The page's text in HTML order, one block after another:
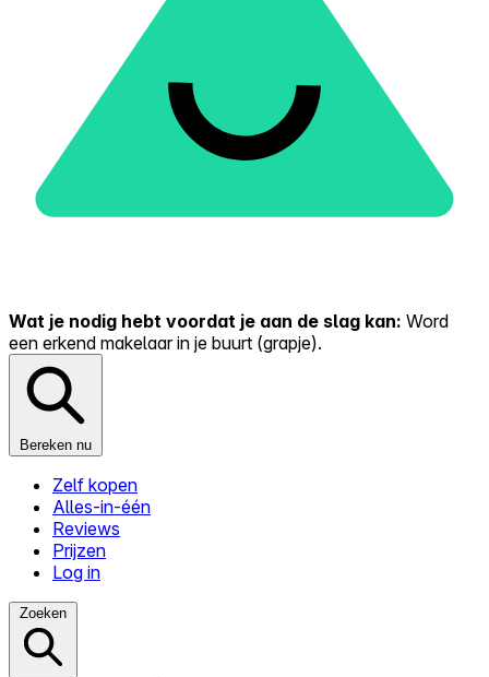
Wat je nodig hebt voordat je aan de slag kan: Word
een erkend makelaar in je buurt (grapje).
Bereken nu
Zelf kopen
Alles-in-één
Reviews
Prijzen
Log in
Zoeken